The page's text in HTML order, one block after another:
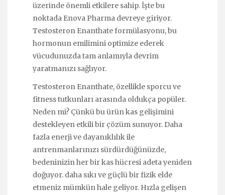
üzerinde önemli etkilere sahip. İşte bu
noktada Enova Pharma devreye giriyor.
Testosteron Enanthate formülasyonu, bu
hormonun emilimini optimize ederek
vücudunuzda tam anlamıyla devrim
yaratmanızı sağlıyor.
Testosteron Enanthate, özellikle sporcu ve
fitness tutkunları arasında oldukça popüler.
Neden mi? Çünkü bu ürün kas gelişimini
destekleyen etkili bir çözüm sunuyor. Daha
fazla enerji ve dayanıklılık ile
antrenmanlarınızı sürdürdüğünüzde,
bedeninizin her bir kas hücresi adeta yeniden
doğuyor. daha sıkı ve güçlü bir fizik elde
etmeniz mümkün hale geliyor. Hızla gelişen